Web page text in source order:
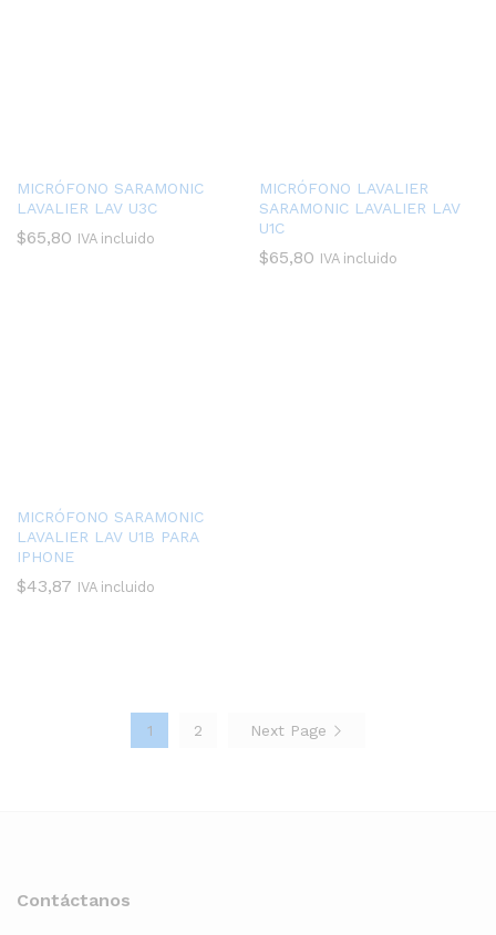
MICRÓFONO SARAMONIC
LAVALIER LAV U3C
$65,80 IVA incluido
MICRÓFONO LAVALIER
SARAMONIC LAVALIER LAV
U1C
$65,80 IVA incluido
MICRÓFONO SARAMONIC
LAVALIER LAV U1B PARA
IPHONE
$43,87 IVA incluido
1 2 Next Page
Contáctanos